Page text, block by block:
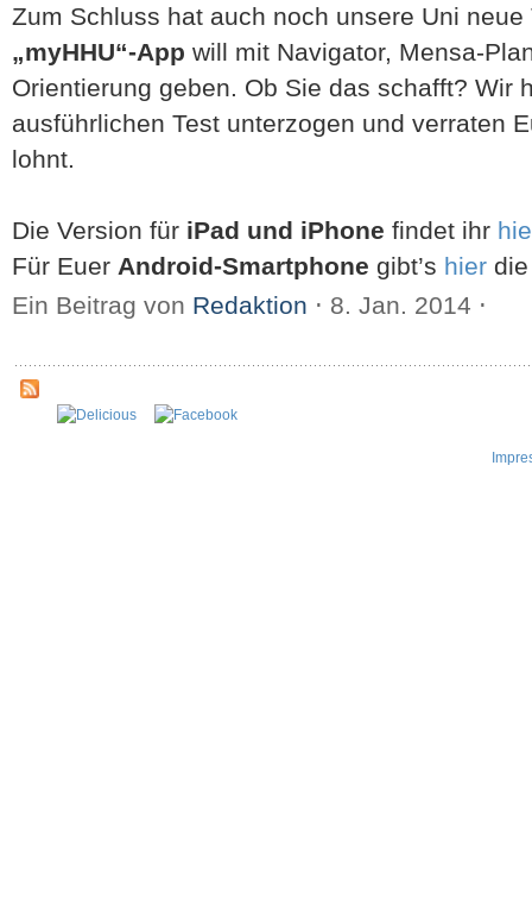
Zum Schluss hat auch noch unsere Uni
„myHHU“-App will mit Navigator, Mensa-
Orientierung geben. Ob Sie das schafft? Wir
ausführlichen Test unterzogen und verraten
lohnt.
Die Version für iPad und iPhone findet ihr
Für Euer Android-Smartphone gibt’s hier
Ein Beitrag von Redaktion ⋅ 8. Jan. 2014 ⋅